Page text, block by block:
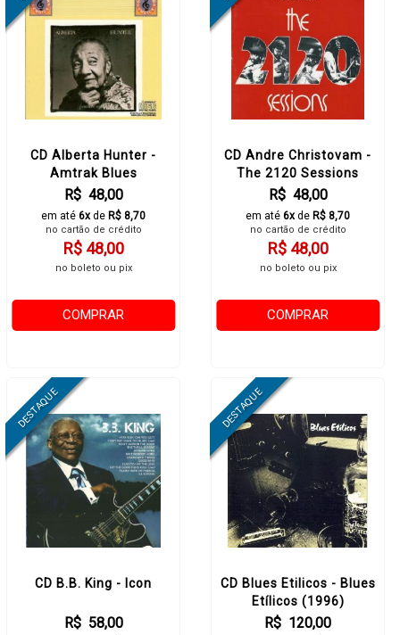
CD Alberta Hunter -
Amtrak Blues
R$ 48,00
em até 6xde R$ 8,70
no cartão de crédito
R$ 48,00
no boleto ou pix
COMPRAR
CD Andre Christovam -
The 2120 Sessions
R$ 48,00
em até 6xde R$ 8,70
no cartão de crédito
R$ 48,00
no boleto ou pix
COMPRAR
CD B.B. King - Icon
R$ 58,00
CD Blues Etilicos - Blues
Etílicos (1996)
R$ 120,00